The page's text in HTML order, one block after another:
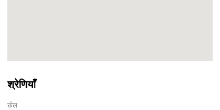
श्रेणियाँ
खेल